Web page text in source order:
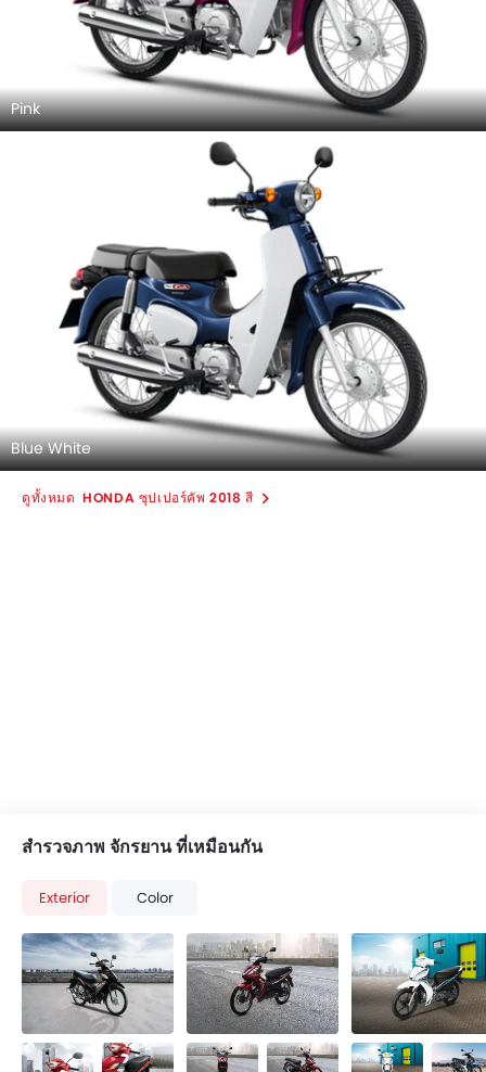
Pink
Blue White
HONDA ซุปเปอร์คัพ 2018 สี
สำรวจภาพ จักรยาน ที่เหมือนกัน
Exterior Color